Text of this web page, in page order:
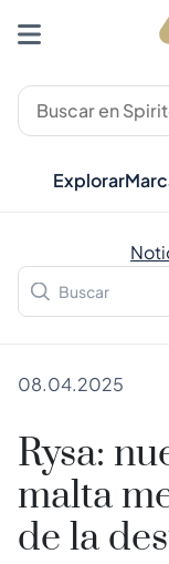
Explorar
08.04.2025
Rysa:
malta
de la